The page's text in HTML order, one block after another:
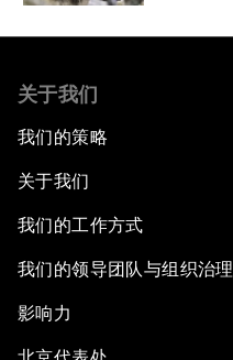
关于我们
我们的策略
关于我们
我们的工作方式
我们的领导团队与组织治理
影响力